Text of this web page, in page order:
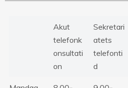
Akut
telefonk
onsultati
on
Sekretari
atets
telefonti
d